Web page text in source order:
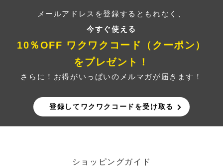
メールアドレスを登録するともれなく、
今すぐ使える
10％OFF ワクワクコード（クーポン）
をプレゼント！
さらに！お得がいっぱいのメルマガが届きます！
登録してワクワクコードを受け取る
ショッピングガイド